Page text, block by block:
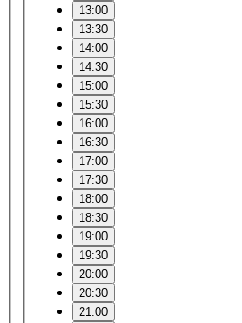
13:00
13:30
14:00
14:30
15:00
15:30
16:00
16:30
17:00
17:30
18:00
18:30
19:00
19:30
20:00
20:30
21:00